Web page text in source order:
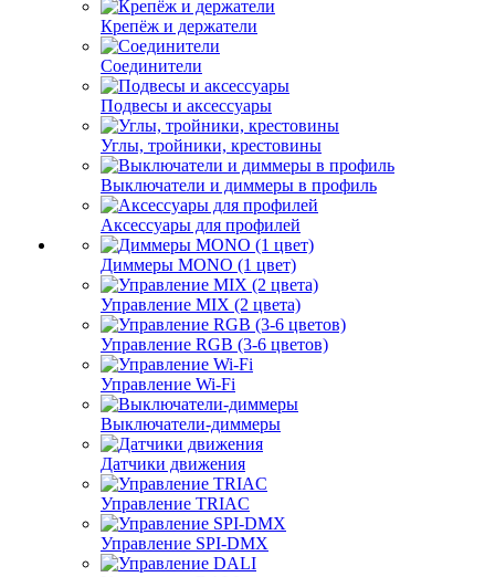
Крепёж и держатели
Соединители
Подвесы и аксессуары
Углы, тройники, крестовины
Выключатели и диммеры в профиль
Аксессуары для профилей
Диммеры MONO (1 цвет)
Управление MIX (2 цвета)
Управление RGB (3-6 цветов)
Управление Wi-Fi
Выключатели-диммеры
Датчики движения
Управление TRIAC
Управление SPI-DMX